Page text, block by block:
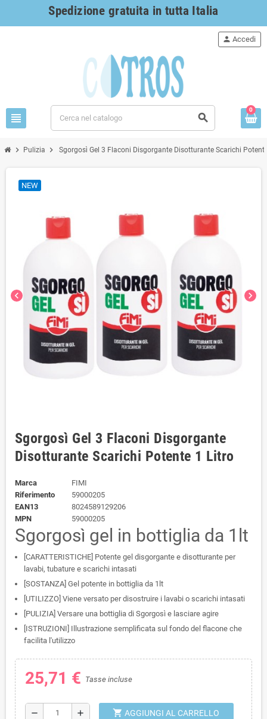
Spedizione gratuita in tutta Italia
view_headline search
person Accedi
0
chevron_right Pulizia chevron_right Sgorgosì Gel 3 Flaconi Disgorgante Disotturante Scarichi
chevron_left chevron_right
NEW
Sgorgosì Gel 3 Flaconi Disgorgante
Disotturante Scarichi Potente 1 Litro
Marca
FIMI
Riferimento
59000205
EAN13
8024589129206
MPN
59000205
Sgorgosì gel in bottiglia da 1lt
[CARATTERISTICHE] Potente gel disgorgante e disotturante per
lavabi, tubature e scarichi intasati
[SOSTANZA] Gel potente in bottiglia da 1lt
[UTILIZZO] Viene versato per disostruire i lavabi o scarichi intasati
[PULIZIA] Versare una bottiglia di Sgorgosì e lasciare agire
[ISTRUZIONI] Illustrazione semplificata sul fondo del flacone che
facilita l'utilizzo
25,71 € Tasse incluse
remove add shopping_cart AGGIUNGI AL CARRELLO